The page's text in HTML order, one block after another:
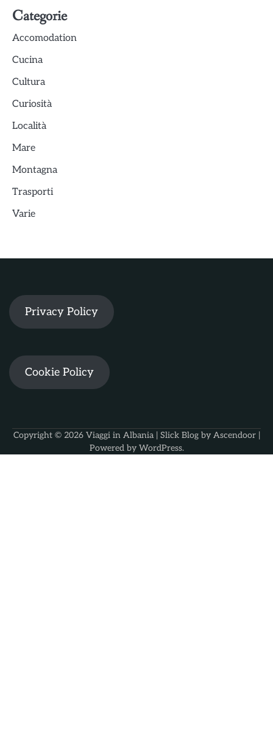
Categorie
Accomodation
Cucina
Cultura
Curiosità
Località
Mare
Montagna
Trasporti
Varie
Privacy Policy
Cookie Policy
Copyright © 2026 Viaggi in Albania| Slick Blog by Ascendoor|
Powered by WordPress.